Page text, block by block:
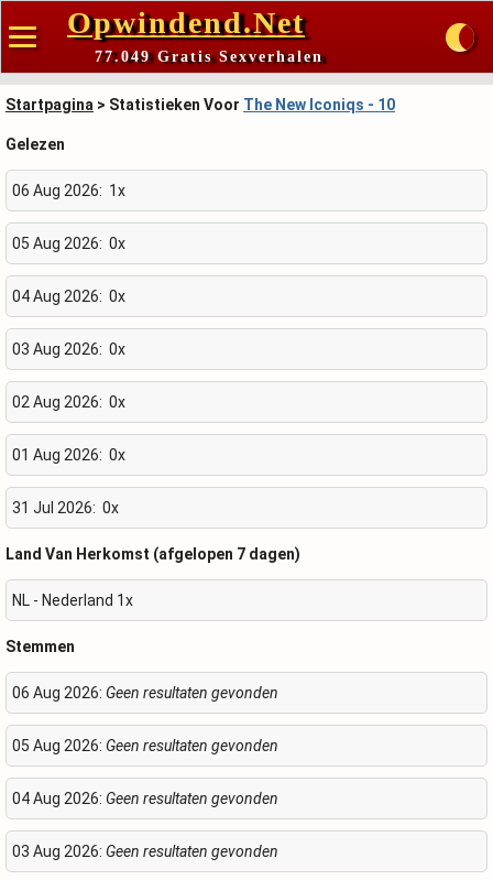
Opwindend.Net
77.049 Gratis Sexverhalen
Startpagina > Statistieken Voor The New Iconiqs - 10
Gelezen
06 Aug 2026: 1x
05 Aug 2026: 0x
04 Aug 2026: 0x
03 Aug 2026: 0x
02 Aug 2026: 0x
01 Aug 2026: 0x
31 Jul 2026: 0x
Land Van Herkomst (afgelopen 7 dagen)
NL - Nederland 1x
Stemmen
06 Aug 2026: Geen resultaten gevonden
05 Aug 2026: Geen resultaten gevonden
04 Aug 2026: Geen resultaten gevonden
03 Aug 2026: Geen resultaten gevonden